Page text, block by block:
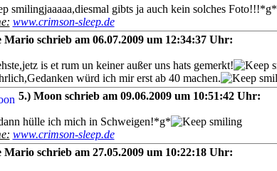
jaaaaa,diesmal gibts ja auch kein solches Foto!!!*g*
www.crimson-sleep.de
Mario schrieb am 06.07.2009 um 12:34:37 Uhr:
is et rum un keiner außer uns hats gemerkt!
würd ich mir erst ab 40 machen.
5.) Moon schrieb am 09.06.2009 um 10:51:42 Uhr:
hülle ich mich in Schweigen!*g*
www.crimson-sleep.de
Mario schrieb am 27.05.2009 um 10:22:18 Uhr: